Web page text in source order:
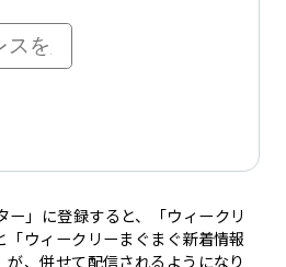
」に登録すると、「ウィークリ
ウィークリーまぐまぐ新着情報
、併せて配信されるようになり